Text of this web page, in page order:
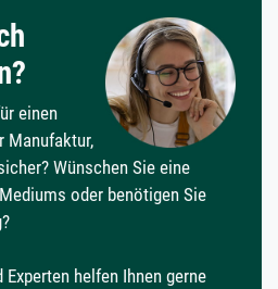
einen
Manufaktur,
Wünschen Sie eine
oder benötigen Sie
Experten helfen Ihnen gerne